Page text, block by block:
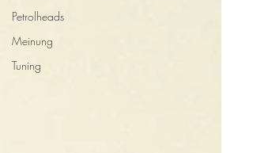
Petrolheads
Meinung
Tuning